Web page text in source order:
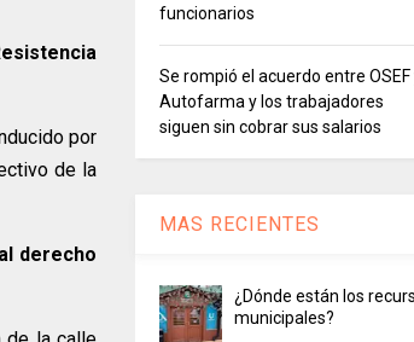
por
de la
derecho
funcionarios
Se rompió el acuerdo entre OSEF
Autofarma y los trabajadores
siguen sin cobrar sus salarios
MAS RECIENTES
¿Dónde están los
municipales?